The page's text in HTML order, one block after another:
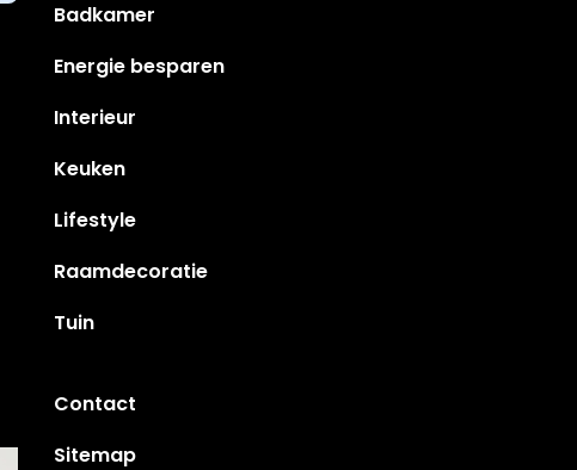
Badkamer
Energie besparen
Interieur
Keuken
Lifestyle
Raamdecoratie
Tuin
Contact
Sitemap